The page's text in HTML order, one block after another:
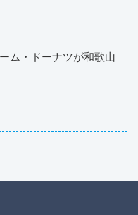
ム・ドーナツが和歌山